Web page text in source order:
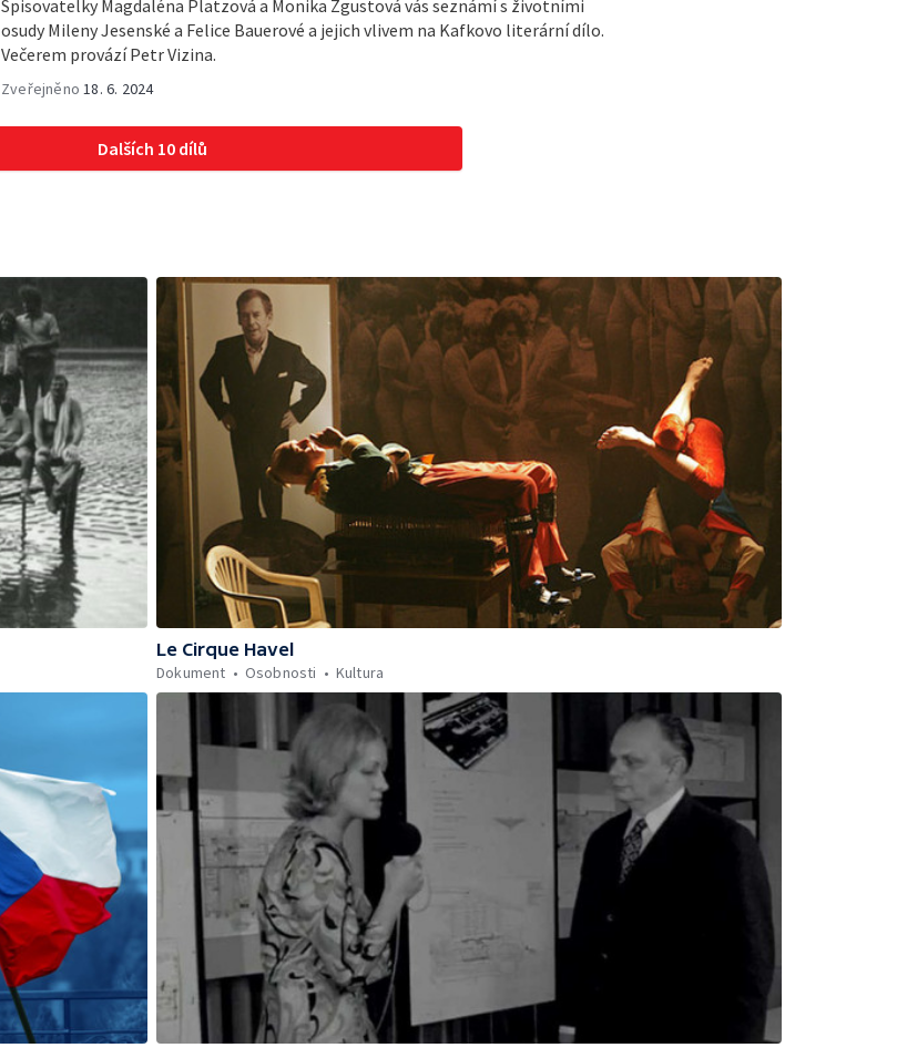
Spisovatelky Magdaléna Platzová a Monika Zgustová vás seznámí s životními
osudy Mileny Jesenské a Felice Bauerové a jejich vlivem na Kafkovo literární dílo.
Večerem provází Petr Vizina.
Zveřejněno 18. 6. 2024
Dalších 10 dílů
Le Cirque Havel
Dokument
Osobnosti Kultura